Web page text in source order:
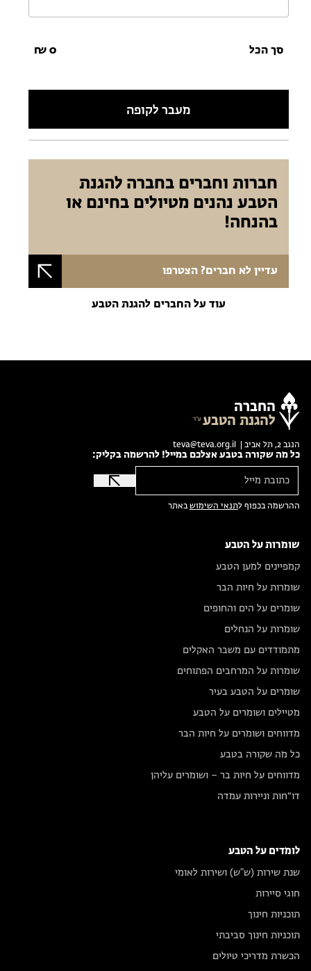
סך הכל 0
₪
מעבר לקופה
חברות וחברים בחברה להגנת
הטבע נהנים מטיולים בחינם או
בהנחה!
עדיין לא חברים? הצטרפו
עוד על החברים להגנת הטבע
החברה
להגנת הטבע
הנגב 2, תל אביב | teva@teva.org.il
כל מה שקורה בטבע אצלכם במייל! להרשמה בקליק:
ההרשמה בכפוף לתנאי השימושבאתר
שומרות על הטבע
קמפיינים למען הטבע
שומרות על חיות הבר
שומרים על הים והחופים
שומרות על הנחלים
מתמודדים עם משבר האקלים
שומרות על המרחבים הפתוחים
שומרים על הטבע בעיר
מטיילים ושומרים על הטבע
מדווחים ושומרים על חיות הבר
כל מה שקורה בטבע
מדווחים על חיות בר – ושומרים עליהן
דו״חות וניירות עמדה
לומדים על הטבע
שנת שירות (ש"ש) ושירות לאומי
חוגי סיירות
תוכניות חינוך
תוכניות חינוך סביבתי
הכשרת מדריכי טיולים